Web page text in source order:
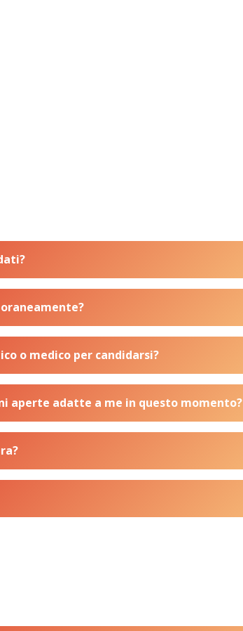
o medico per candidarsi?
aperte adatte a me in questo momento?